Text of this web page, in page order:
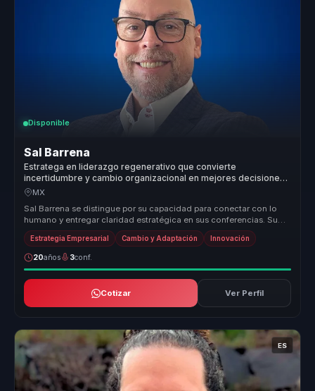
Disponible
Sal Barrena
Estratega en liderazgo regenerativo que convierte
incertidumbre y cambio organizacional en mejores decisiones,
adaptacion y accion para lideres y empresas.
MX
Sal Barrena se distingue por su capacidad para conectar con lo
humano y entregar claridad estratégica en sus conferencias. Su
enfoque úni...
Estrategia Empresarial Cambio y Adaptación Innovación
20años 3conf.
Cotizar Ver Perfil
ES